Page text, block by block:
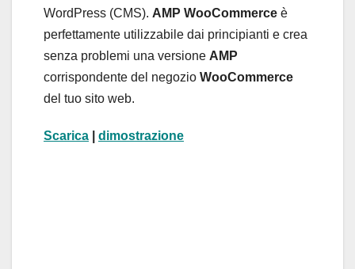
WordPress (CMS). AMP WooCommerce è
perfettamente utilizzabile dai principianti e crea
senza problemi una versione AMP
corrispondente del negozio WooCommerce
del tuo sito web.
Scarica dimostrazione